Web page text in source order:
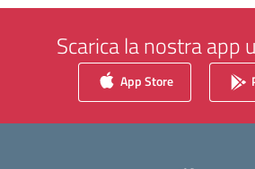
Scarica la nostra app
App Store